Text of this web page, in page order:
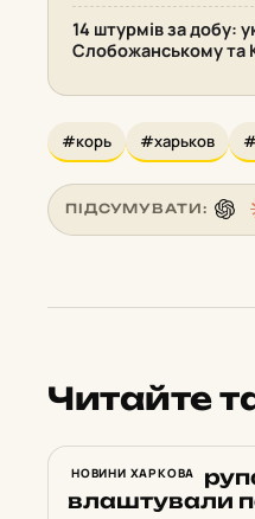
14 штурмів за добу:
Слобожанському та
#корь #харьков
ПІДСУМУВАТИ:
Читайте
НОВИНИ ХАРКОВА
У Харкові
влаштували